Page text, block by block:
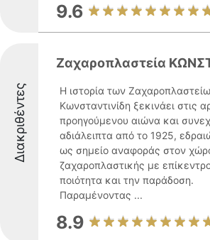
9.6
Διακριθέντες
Ζαχαροπλαστεία
Η ιστορία των
Κωνσταντινίδη ξεκινάει στις
προηγούμενου αιώνα και
αδιάλειπτα από το 1925,
ως σημείο αναφοράς στον
ζαχαροπλαστικής με
ποιότητα και την παράδοση.
Παραμένοντας ...
8.9